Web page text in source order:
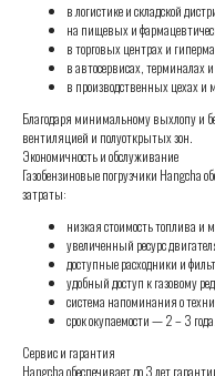
в логистике и складской
на пищевых и
в торговых центрах и
в автосервисах, терминалах
в производственных цехах и
Благодаря минимальному выхлопу и
вентиляцией и полуоткрытых зон.
Экономичность и обслуживание
Газобензиновые погрузчики
затраты:
низкая стоимость топлива и
увеличенный ресурс
доступные расходники и
удобный доступ к газовому
система напоминания о
срок окупаемости — 2 – 3 года.
Сервис и гарантия
Hangcha обеспечивает до 3 лет